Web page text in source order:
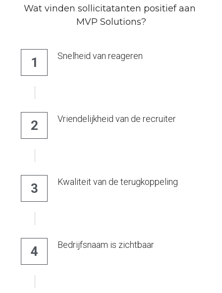
Wat vinden sollicitatanten positief aan
MVP Solutions?
1 Snelheid van reageren
2 Vriendelijkheid van de recruiter
3 Kwaliteit van de terugkoppeling
4 Bedrijfsnaam is zichtbaar